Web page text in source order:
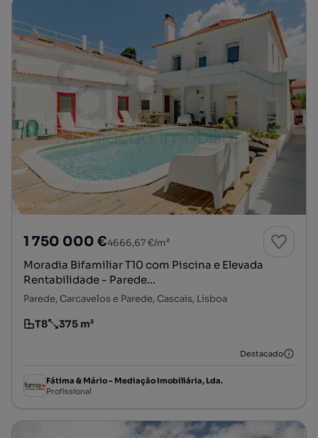
1 750 000 €4666,67 €/m²
Moradia Bifamiliar T10 com Piscina e Elevada
Rentabilidade - Parede...
Parede, Carcavelos e Parede, Cascais, Lisboa
Tipologia
T8
Preço por metro quadrado
375 m²
Destacado
Fátima & Mário - Mediação Imobiliária, Lda.
Profissional